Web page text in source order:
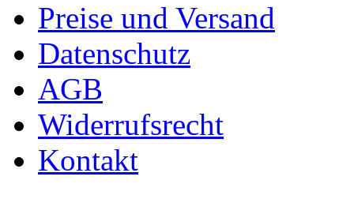
Preise und Versand
Datenschutz
AGB
Widerrufsrecht
Kontakt